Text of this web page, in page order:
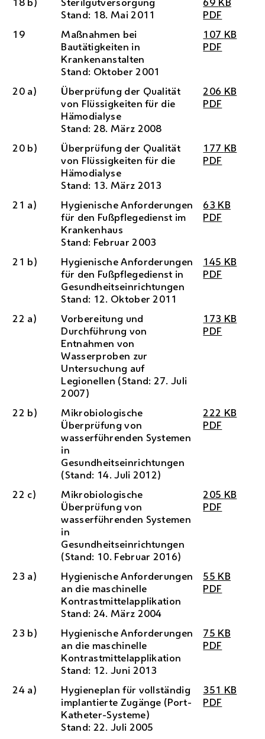
Stand: 18. Mai 2011
PDF
19
Maßnahmen bei
Bautätigkeiten in
Krankenanstalten
Stand: Oktober 2001
107 KB
PDF
20 a)
Überprüfung der Qualität
von Flüssigkeiten für die
Hämodialyse
Stand: 28. März 2008
206 KB
PDF
20 b)
Überprüfung der Qualität
von Flüssigkeiten für die
Hämodialyse
Stand: 13. März 2013
177 KB
PDF
21 a)
Hygienische Anforderungen
für den Fußpflegedienst im
Krankenhaus
Stand: Februar 2003
63 KB
PDF
21 b)
Hygienische Anforderungen
für den Fußpflegedienst in
Gesundheitseinrichtungen
Stand: 12. Oktober 2011
145 KB
PDF
22 a)
Vorbereitung und
Durchführung von
Entnahmen von
Wasserproben zur
Untersuchung auf
Legionellen (Stand: 27. Juli
2007)
173 KB
PDF
22 b)
Mikrobiologische
Überprüfung von
wasserführenden Systemen
in
Gesundheitseinrichtungen
(Stand: 14. Juli 2012)
222 KB
PDF
22 c)
Mikrobiologische
Überprüfung von
wasserführenden Systemen
in
Gesundheitseinrichtungen
(Stand: 10. Februar 2016)
205 KB
PDF
23 a)
Hygienische Anforderungen
an die maschinelle
Kontrastmittelapplikation
Stand: 24. März 2004
55 KB
PDF
23 b)
Hygienische Anforderungen
an die maschinelle
Kontrastmittelapplikation
Stand: 12. Juni 2013
75 KB
PDF
24 a)
Hygieneplan für vollständig
implantierte Zugänge (Port-
Katheter-Systeme)
Stand: 22. Juli 2005
351 KB
PDF